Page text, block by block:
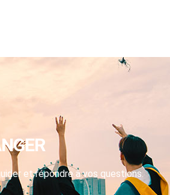
et répondre à vos questions.